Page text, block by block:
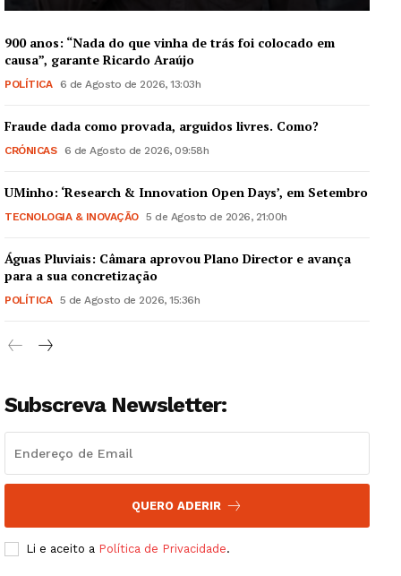
Guimarães, agora!
Institucional
Artigos
Publicidade
900 anos: “Nada do que vinha de trás foi colocado em
causa”, garante Ricardo Araújo
POLÍTICA 6 de Agosto de 2026, 13:03h
Fraude dada como provada, arguidos livres. Como?
CRÓNICAS 6 de Agosto de 2026, 09:58h
UMinho: ‘Research & Innovation Open Days’, em Setembro
TECNOLOGIA & INOVAÇÃO 5 de Agosto de 2026, 21:00h
Águas Pluviais: Câmara aprovou Plano Director e avança
para a sua concretização
POLÍTICA 5 de Agosto de 2026, 15:36h
Subscreva Newsletter:
QUERO ADERIR
Li e aceito a Política de Privacidade.